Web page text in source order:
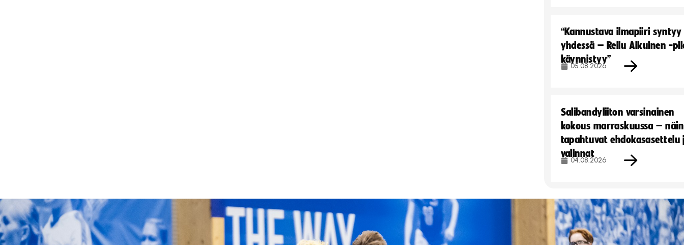
“Kannustava ilmapiiri syntyy
yhdessä – Reilu Aikuinen -
käynnistyy”
05.08.2026
Salibandyliiton varsinainen
kokous marraskuussa – näin
tapahtuvat ehdokasasettelu
valinnat
04.08.2026